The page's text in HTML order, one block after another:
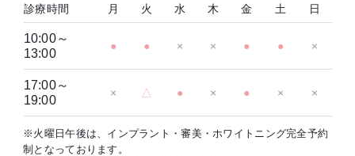
診療時間 月 火 水 木 金 土 日
10:00～
13:00
● ● × × ● ● ×
17:00～
19:00
× △ ● × ● × ×
※火曜日午後は、インプラント・審美・ホワイトニング完全予約
制となっております。